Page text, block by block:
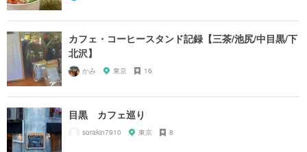
カフェ・コーヒースタンド記録【三茶/池尻/中目黒/下
北沢】
かみ 東京 16
目黒 カフェ巡り
sorakin7910 東京 8